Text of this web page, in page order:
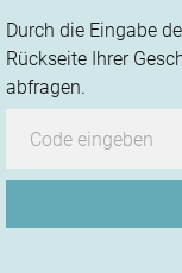
Durch die Eingabe
Rückseite Ihrer
abfragen.